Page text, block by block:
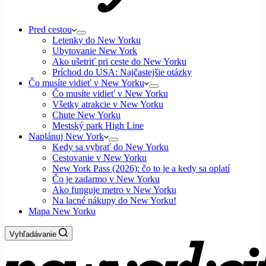
Pred cestou
Letenky do New Yorku
Ubytovanie New York
Ako ušetriť pri ceste do New Yorku
Príchod do USA: Najčastejšie otázky
Čo musíte vidieť v New Yorku
Čo musíte vidieť v New Yorku
Všetky atrakcie v New Yorku
Chute New Yorku
Mestský park High Line
Naplánuj New York
Kedy sa vybrať do New Yorku
Cestovanie v New Yorku
New York Pass (2026): čo to je a kedy sa oplatí
Čo je zadarmo v New Yorku
Ako funguje metro v New Yorku
Na lacné nákupy do New Yorku!
Mapa New Yorku
Vyhľadávanie